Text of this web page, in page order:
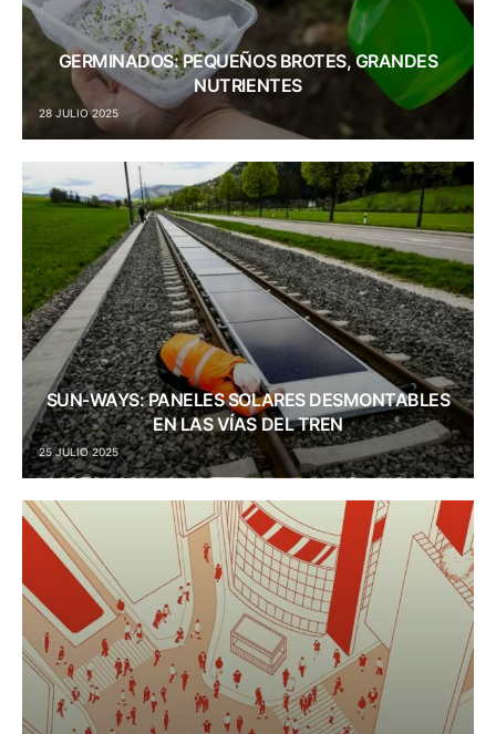
GERMINADOS: PEQUEÑOS BROTES, GRANDES
NUTRIENTES
28 JULIO 2025
SUN-WAYS: PANELES SOLARES DESMONTABLES
EN LAS VÍAS DEL TREN
25 JULIO 2025